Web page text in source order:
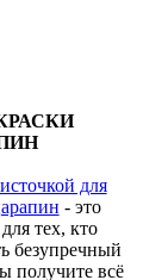
для
- это
тех, кто
безупречный
получите всё